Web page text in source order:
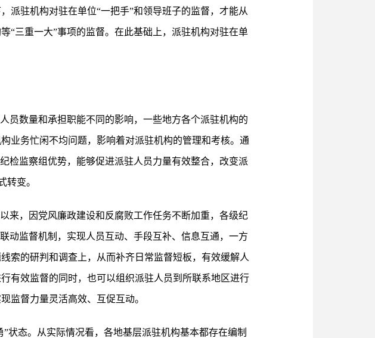
派驻机构对驻在单位“一把手”和领导班子的监督，才能从
“三重一大”事项的监督。在此基础上，派驻机构对驻在单
员数量和承担职能不同的影响，一些地方各个派驻机构的
业务忙闲不均问题，影响着对派驻机构的管理和考核。通
检监察组优势，能够促进派驻人员力量有效整合，改变派
转变。
来，因党风廉政建设和反腐败工作任务不断加重，各级纪
动监督机制，实现人员互动、手段互补、信息互通，一方
索的研判和调查上，从而补齐日常监督短板，有效缓解人
有效监督的同时，也可以组织派驻人员到所联系地区进行
监督力量灵活高效、互促互动。
状态。从实际情况看，各地基层派驻机构基本都存在编制